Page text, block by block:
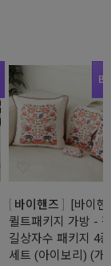
바이핸즈
[바이핸
퀼트패키지 가방 -
길상자수 패키지 4종
세트 (아이보리) (개)